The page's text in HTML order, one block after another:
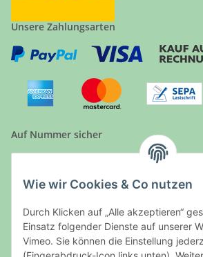
Wie wir Cookies & Co nutzen
Durch Klicken auf „Alle akzeptieren“
Einsatz folgender Dienste auf unserer
Vimeo. Sie können die Einstellung
Unsere Zahlungsarten
Auf Nummer sicher
Ein Partnershop der